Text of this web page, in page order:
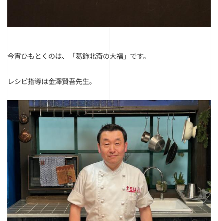
今宵ひもとくのは、「葛飾北斎の大福」です。
レシピ指導は金澤賢吾先生。